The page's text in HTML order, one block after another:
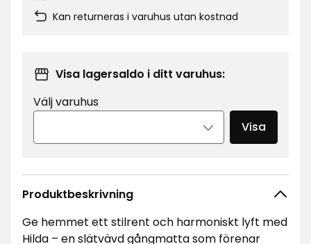
Kan returneras i varuhus utan kostnad
Visa lagersaldo i ditt varuhus:
Välj varuhus
Visa
Produktbeskrivning
Ge hemmet ett stilrent och harmoniskt lyft med
Hilda – en slätvävd gångmatta som förenar